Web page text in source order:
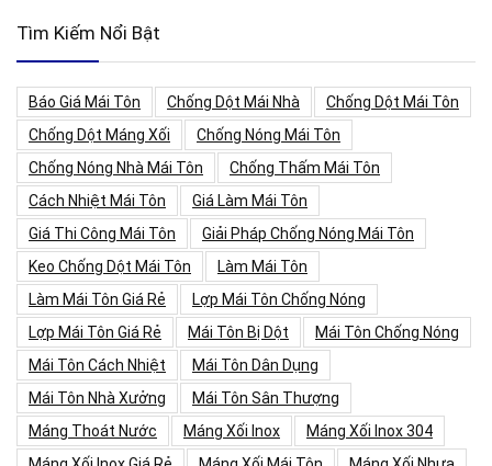
Tìm Kiếm Nổi Bật
Báo Giá Mái Tôn Chống Dột Mái Nhà
Chống Dột Mái Tôn
Chống Dột Máng Xối
Chống Nóng Mái Tôn
Chống Nóng Nhà Mái Tôn
Chống Thấm Mái Tôn
Cách Nhiệt Mái Tôn
Giá Làm Mái Tôn
Giá Thi Công Mái Tôn
Giải Pháp Chống Nóng Mái Tôn
Keo Chống Dột Mái Tôn
Làm Mái Tôn
Làm Mái Tôn Giá Rẻ
Lợp Mái Tôn Chống Nóng
Lợp Mái Tôn Giá Rẻ
Mái Tôn Bị Dột
Mái Tôn Chống Nóng
Mái Tôn Cách Nhiệt
Mái Tôn Dân Dụng
Mái Tôn Nhà Xưởng
Mái Tôn Sân Thượng
Máng Thoát Nước
Máng Xối Inox
Máng Xối Inox 304